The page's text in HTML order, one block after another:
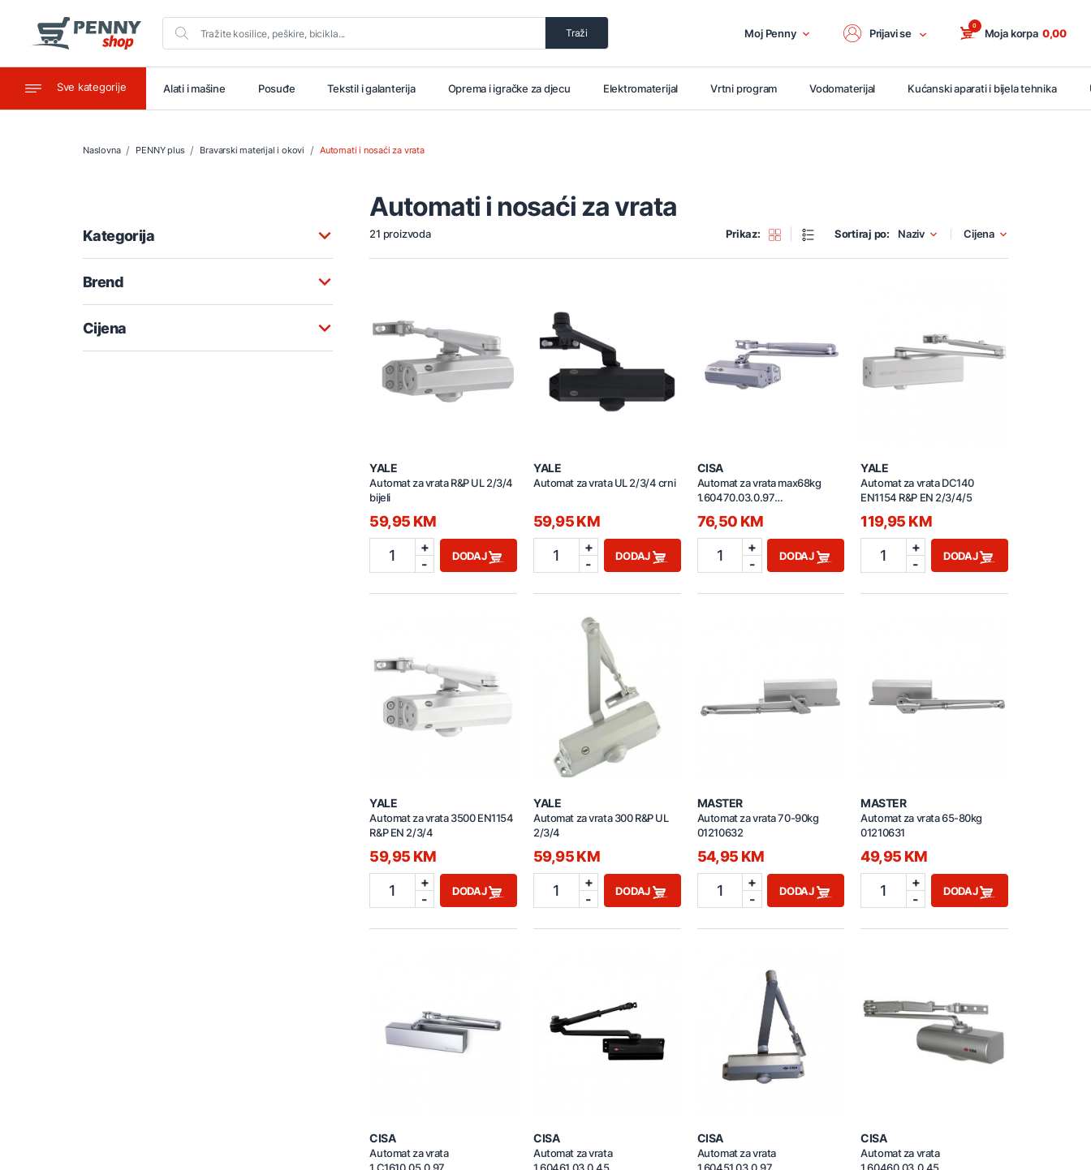
Traži Moj Penny Prijavi se Moja korpa
0
0,00
Sve kategorije
Ugostiteljstvo Alati i mašine Posuđe Tekstil i galanterija Oprema i igračke za djecu Elektromaterijal Vrtni program Vodomaterijal Kućanski aparati i bijela tehnika
Naslovna PENNY plus Bravarski materijal i okovi Automati i nosaći za vrata
Automati i nosaći za vrata
21 proizvoda Prikaz: Sortiraj po: Naziv Cijena
Kategorija
Brend
Cijena
YALE
Automat za vrata R&P UL 2/3/4
bijeli
59,95 KM
1
+
-
DODAJ
YALE
Automat za vrata UL 2/3/4 crni
59,95 KM
1
+
-
DODAJ
CISA
Automat za vrata max68kg
1.60470.03.0.97
76,50 KM
1
+
-
DODAJ
YALE
Automat za vrata DC140
EN1154 R&P EN 2/3/4/5
119,95 KM
1
+
-
DODAJ
YALE
Automat za vrata 3500 EN1154
R&P EN 2/3/4
59,95 KM
1
+
-
DODAJ
YALE
Automat za vrata 300 R&P UL
2/3/4
59,95 KM
1
+
-
DODAJ
MASTER
Automat za vrata 70-90kg
01210632
54,95 KM
1
+
-
DODAJ
MASTER
Automat za vrata 65-80kg
01210631
49,95 KM
1
+
-
DODAJ
CISA
Automat za vrata
CISA
Automat za vrata
CISA
Automat za vrata
CISA
Automat za vrata